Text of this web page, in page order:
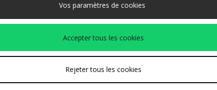
de paiement suivantes
www.jdplc.com
Vos paramètres de cookies
Accepter tous les cookies
Rejeter tous les cookies